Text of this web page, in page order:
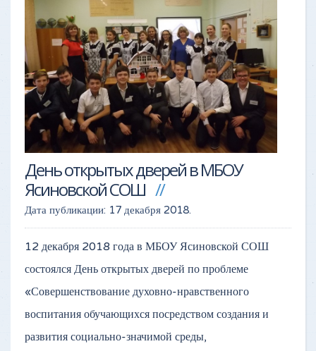
День открытых дверей в МБОУ
Ясиновской СОШ
Дата публикации: 17 декабря 2018.
12 декабря 2018 года в МБОУ Ясиновской СОШ
состоялся День открытых дверей по проблеме
«Совершенствование духовно-нравственного
воспитания обучающихся посредством создания и
развития социально-значимой среды,